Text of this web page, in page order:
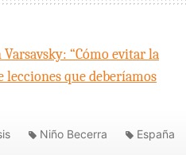
“Cómo evitar la
lecciones que deberíamos
Niño Becerra España